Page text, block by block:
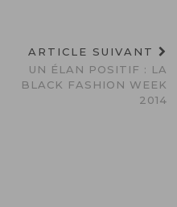
ARTICLE SUIVANT
UN ÉLAN POSITIF : LA
BLACK FASHION WEEK
2014